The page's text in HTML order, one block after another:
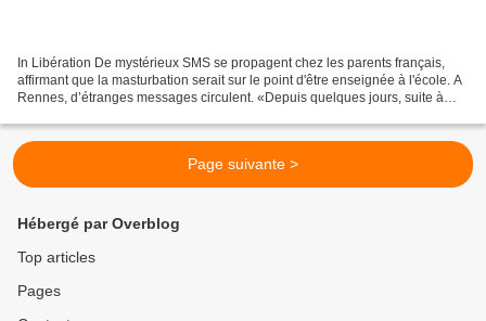
In Libération De mystérieux SMS se propagent chez les parents français,
affirmant que la masturbation serait sur le point d'être enseignée à l'école. A
Rennes, d’étranges messages circulent. «Depuis quelques jours, suite à
Page suivante >
Hébergé par Overblog
Top articles
Pages